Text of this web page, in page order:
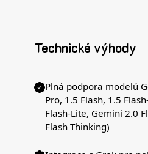
Technické výhody
Plná podpora modelů
Pro, 1.5 Flash, 1.5
Flash-Lite, Gemini 2.0
Flash Thinking)